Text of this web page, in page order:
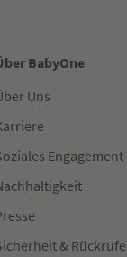
BabyOne
Uns
Engagement
& Rückrufe